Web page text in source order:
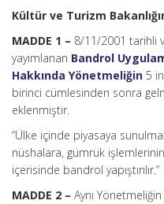
Kültür ve Turizm
MADDE 1 – 8/11/2001 tarihli
yayımlanan Bandrol
Hakkında Yönetmeliğin 5
birinci cümlesinden sonra
eklenmiştir.
“Ülke içinde piyasaya
nüshalara, gümrük
içerisinde bandrol yapıştırılır.”
MADDE 2 – Aynı